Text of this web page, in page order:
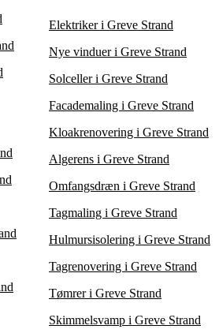
den bedste aftale uden at gå på
Overvej både prisen og den
at vælge den bedste løsning.
Elektriker i Greve Strand
Nye vinduer i Greve Strand
Solceller i Greve Strand
Facademaling i Greve Strand
Kloakrenovering i Greve Strand
Algerens i Greve Strand
Omfangsdræn i Greve Strand
Tagmaling i Greve Strand
Hulmursisolering i Greve Strand
Tagrenovering i Greve Strand
Tømrer i Greve Strand
Skimmelsvamp i Greve Strand